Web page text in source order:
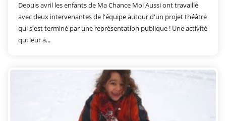
Depuis avril les enfants de Ma Chance Moi Aussi ont travaillé
avec deux intervenantes de l'équipe autour d'un projet théâtre
qui s'est terminé par une représentation publique ! Une activité
qui leur a...